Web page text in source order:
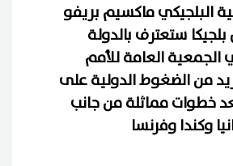
البلجيكي ماكسيم بريفو
بلجيكا ستعترف بالدولة
العامة للأمم
من الضغوط الدولية على
خطوات مماثلة من جانب